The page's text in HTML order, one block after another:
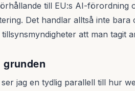
till EU:s AI-förordning
Det handlar alltså inte bara
att man tagit
jag en tydlig parallell till hur